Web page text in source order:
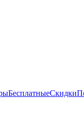
БесплатныеСкидки